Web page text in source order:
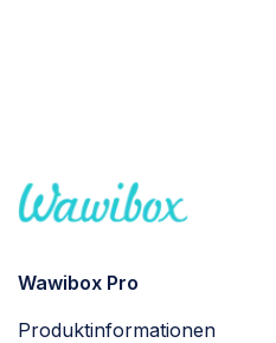
Wawibox Pro
Produktinformationen